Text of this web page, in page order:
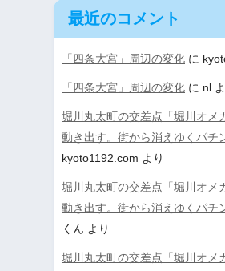
最近のコメント
「四条大宮」周辺の変化 に
「四条大宮」周辺の変化 に nl
堀川丸太町の交差点「堀川オメ
動き出す。街から消えゆくパチ
kyoto1192.com より
堀川丸太町の交差点「堀川オメ
動き出す。街から消えゆくパチ
くん より
堀川丸太町の交差点「堀川オメ